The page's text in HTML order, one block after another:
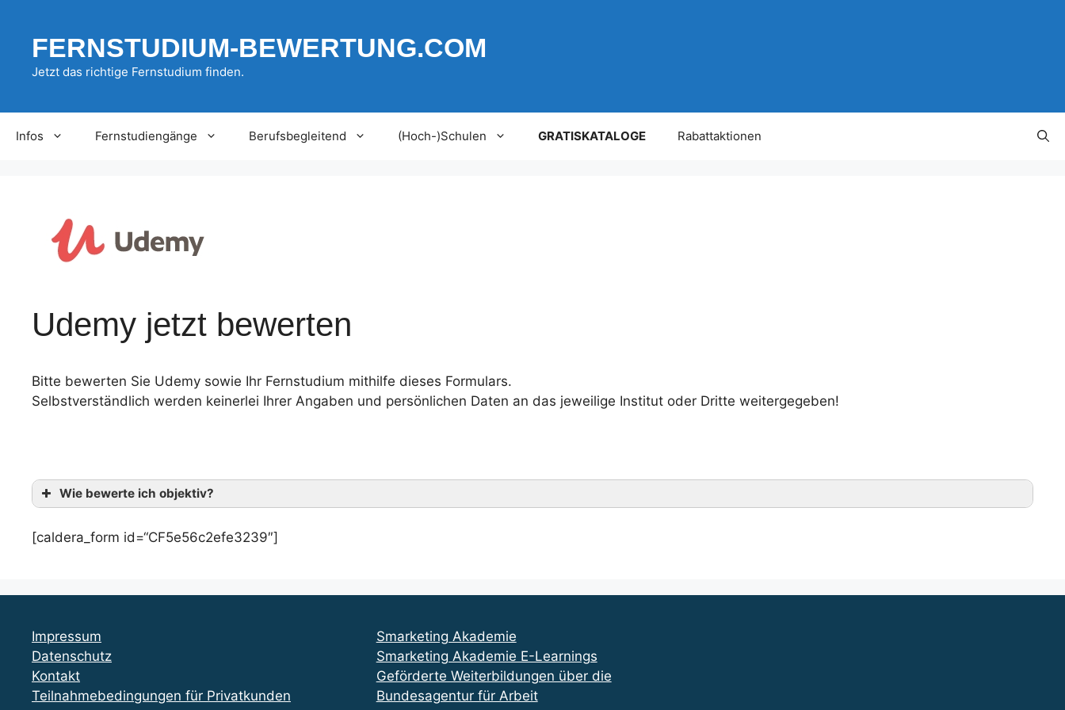
springenFERNSTUDIUM-BEWERTUNG.COM
Jetzt das richtige Fernstudium finden.
Infos Fernstudiengänge Berufsbegleitend (Hoch-)Schulen GRATISKATALOGE Rabattaktionen
Udemy jetzt bewerten
Bitte bewerten Sie Udemy sowie Ihr Fernstudium mithilfe dieses Formulars.
Selbstverständlich werden keinerlei Ihrer Angaben und persönlichen Daten an das jeweilige Institut oder Dritte weitergegeben!
Wie bewerte ich objektiv?
[caldera_form id=“CF5e56c2efe3239″]
Impressum
Datenschutz
Kontakt
Teilnahmebedingungen für Privatkunden
Smarketing Akademie
Smarketing Akademie E-Learnings
Geförderte Weiterbildungen über die
Bundesagentur für Arbeit